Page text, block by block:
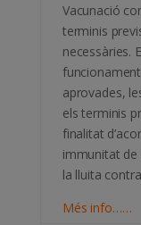
Vacunació
terminis
necessàries.
aprovades,
els terminis
finalitat
immunitat de
la lluita
Més info……